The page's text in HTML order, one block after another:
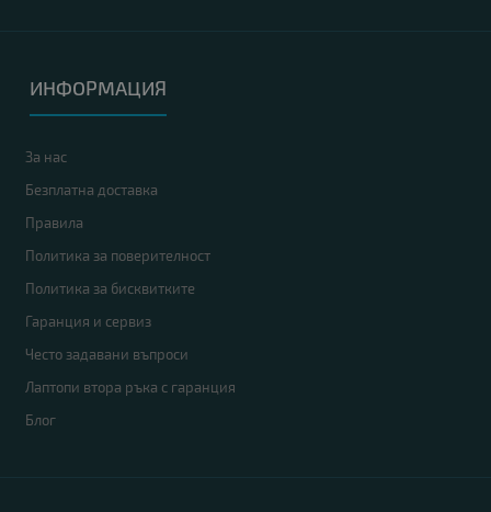
ИНФОРМАЦИЯ
За нас
Безплатна доставка
Правила
Политика за поверителност
Политика за бисквитките
Гаранция и сервиз
Често задавани въпроси
Лаптопи втора ръка с гаранция
Блог